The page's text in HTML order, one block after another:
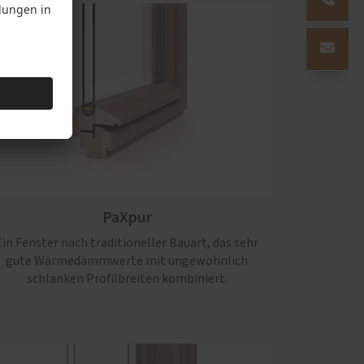
PaXpur
Fenster nach traditioneller Bauart, das sehr
gute Wärmedämmwerte mit ungewöhnlich
schlanken Profilbreiten kombiniert.